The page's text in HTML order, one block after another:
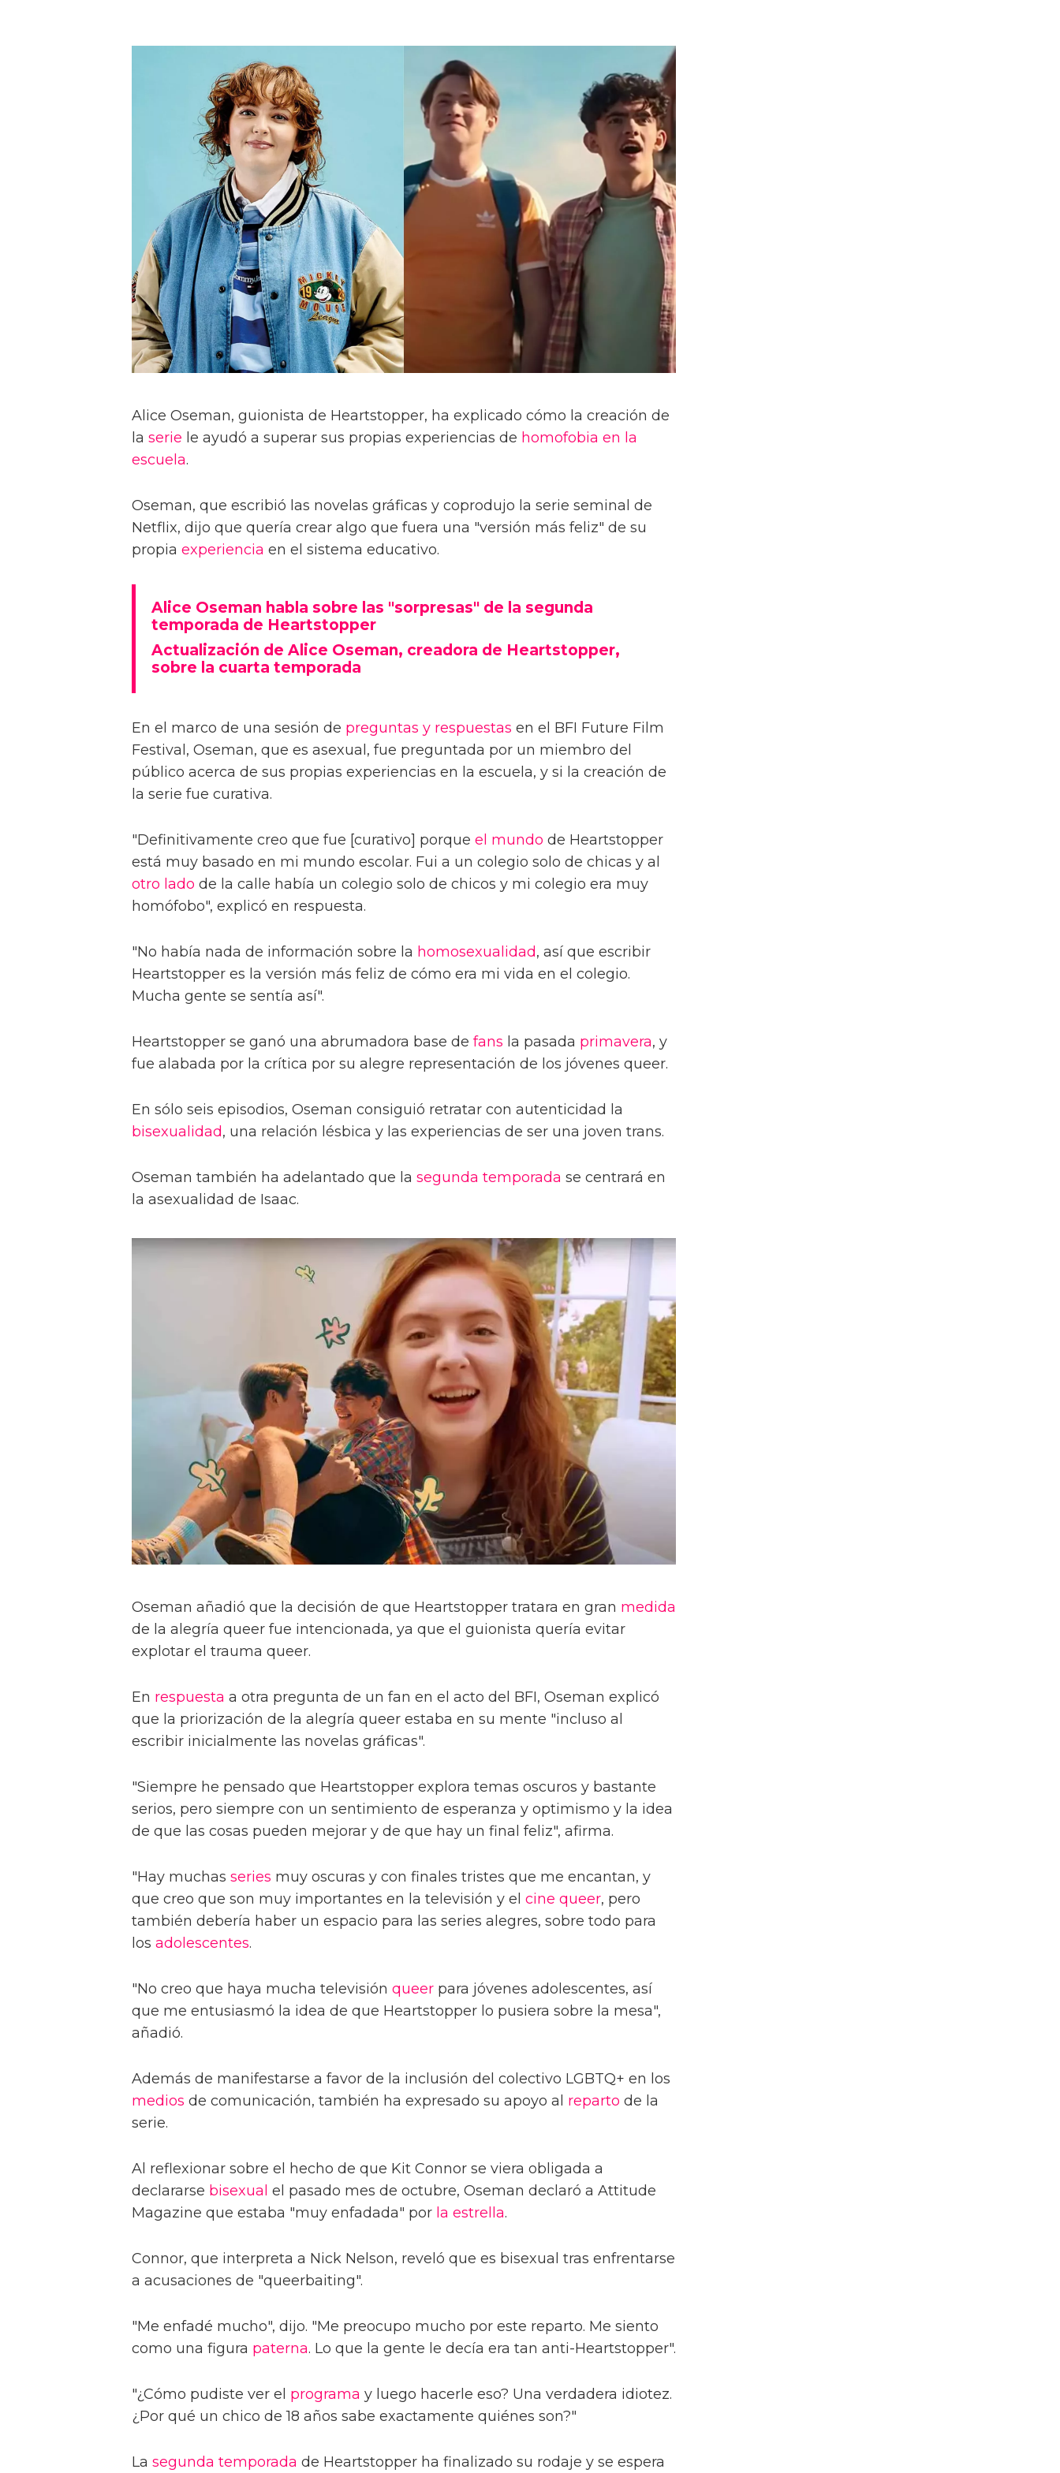
Alice Oseman, guionista de Heartstopper, ha explicado cómo la creación de
la serie le ayudó a superar sus propias experiencias de homofobia en la
escuela.
Oseman, que escribió las novelas gráficas y coprodujo la serie seminal de
Netflix, dijo que quería crear algo que fuera una "versión más feliz" de su
propia experiencia en el sistema educativo.
Alice Oseman habla sobre las "sorpresas" de la segunda
temporada de Heartstopper
Actualización de Alice Oseman, creadora de Heartstopper,
sobre la cuarta temporada
En el marco de una sesión de preguntas y respuestas en el BFI Future Film
Festival, Oseman, que es asexual, fue preguntada por un miembro del
público acerca de sus propias experiencias en la escuela, y si la creación de
la serie fue curativa.
"Definitivamente creo que fue [curativo] porque el mundo de Heartstopper
está muy basado en mi mundo escolar. Fui a un colegio solo de chicas y al
otro lado de la calle había un colegio solo de chicos y mi colegio era muy
homófobo", explicó en respuesta.
"No había nada de información sobre la homosexualidad, así que escribir
Heartstopper es la versión más feliz de cómo era mi vida en el colegio.
Mucha gente se sentía así".
Heartstopper se ganó una abrumadora base de fans la pasada primavera, y
fue alabada por la crítica por su alegre representación de los jóvenes queer.
En sólo seis episodios, Oseman consiguió retratar con autenticidad la
bisexualidad, una relación lésbica y las experiencias de ser una joven trans.
Oseman también ha adelantado que la segunda temporada se centrará en
la asexualidad de Isaac.
Oseman añadió que la decisión de que Heartstopper tratara en gran medida
de la alegría queer fue intencionada, ya que el guionista quería evitar
explotar el trauma queer.
En respuesta a otra pregunta de un fan en el acto del BFI, Oseman explicó
que la priorización de la alegría queer estaba en su mente "incluso al
escribir inicialmente las novelas gráficas".
"Siempre he pensado que Heartstopper explora temas oscuros y bastante
serios, pero siempre con un sentimiento de esperanza y optimismo y la idea
de que las cosas pueden mejorar y de que hay un final feliz", afirma.
"Hay muchas series muy oscuras y con finales tristes que me encantan, y
que creo que son muy importantes en la televisión y el cine queer, pero
también debería haber un espacio para las series alegres, sobre todo para
los adolescentes.
"No creo que haya mucha televisión queer para jóvenes adolescentes, así
que me entusiasmó la idea de que Heartstopper lo pusiera sobre la mesa",
añadió.
Además de manifestarse a favor de la inclusión del colectivo LGBTQ+ en los
medios de comunicación, también ha expresado su apoyo al reparto de la
serie.
Al reflexionar sobre el hecho de que Kit Connor se viera obligada a
declararse bisexual el pasado mes de octubre, Oseman declaró a Attitude
Magazine que estaba "muy enfadada" por la estrella.
Connor, que interpreta a Nick Nelson, reveló que es bisexual tras enfrentarse
a acusaciones de "queerbaiting".
"Me enfadé mucho", dijo. "Me preocupo mucho por este reparto. Me siento
como una figura paterna. Lo que la gente le decía era tan anti-Heartstopper".
"¿Cómo pudiste ver el programa y luego hacerle eso? Una verdadera idiotez.
¿Por qué un chico de 18 años sabe exactamente quiénes son?"
La segunda temporada de Heartstopper ha finalizado su rodaje y se espera